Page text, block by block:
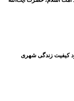
کیفیت زندگی شهری